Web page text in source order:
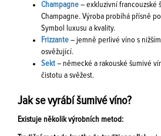
Champagne – exkluzivní francouzské
Champagne. Výroba probíhá přísně
Symbol luxusu a kvality.
Frizzante – jemně perlivé víno s
osvěžující.
Sekt – německé a rakouské šumivé
čistotu a svěžest.
Jak se vyrábí šumivé víno?
Existuje několik výrobních metod: